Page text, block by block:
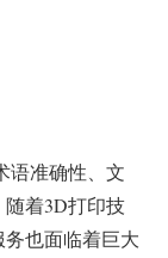
语准确性、文
着3D打印技
也面临着巨大